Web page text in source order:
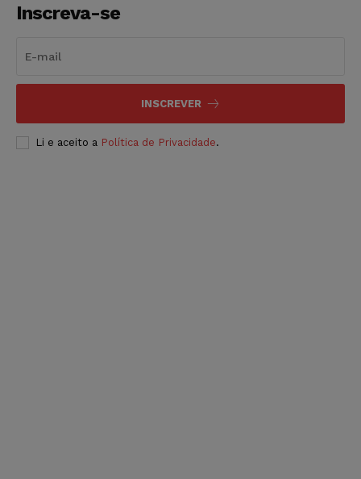
Inscreva-se
INSCREVER
Li e aceito a Política de Privacidade.